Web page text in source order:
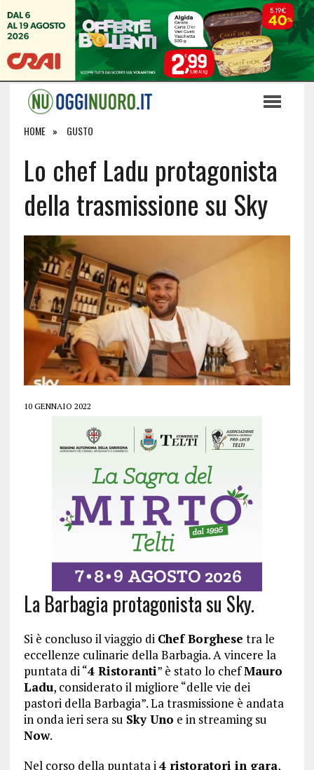
HOME GUSTO
Lo chef Ladu protagonista
della trasmissione su Sky
10 GENNAIO 2022
La Barbagia protagonista su Sky.
Si è concluso il viaggio di Chef Borghese tra le
eccellenze culinarie della Barbagia. A vincere la
puntata di “4 Ristoranti” è stato lo chefMauro
Ladu, considerato il migliore “delle vie dei
pastori della Barbagia”. La trasmissione è andata
in onda ieri sera su Sky Uno e in streaming su
Now.
Nel corso della puntata i4 ristoratori in gara,